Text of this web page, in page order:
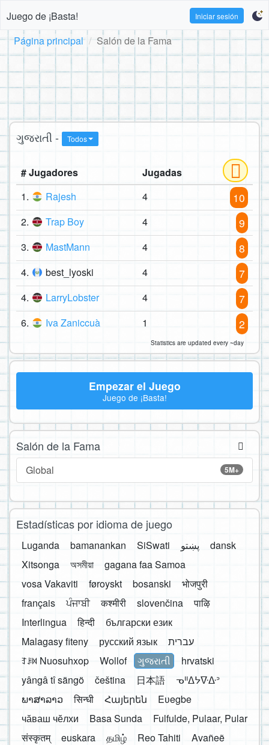
Juego de ¡Basta! Iniciar sesión
Página principal Salón de la Fama
ગુજરાતી - Todos
# Jugadores
Jugadas
1.
Rajesh 4 10
2. Trap Boy 4 9
3. MastMann 4 8
4. best_lyoski 4 7
4. LarryLobster 4 7
6. Iva Zaniccuà 1 2
Statistics are updated every ~day
Empezar el Juego
Juego de ¡Basta!
Salón de la Fama
5M+
Global
Estadísticas por idioma de juego
Luganda bamanankan SiSwati پښتو
dansk
Xitsonga
অসমীয়া
gagana faa Samoa
vosa Vakaviti
føroyskt bosanski
भोजपुरी
français
ਪੰਜਾਬੀ कश्मीरी slovenčina
पाऴि
Interlingua
हिन्दी
български език
Malagasy fiteny
русский язык
עברית
ꆈꌠ꒿ Nuosuhxop
Wollof ગુજરાતી
hrvatski
yângâ tî sängö
čeština 日本語
ᓀᐦᐃᔭᐍᐏᐣ
ພາສາລາວ
सिन्धी Հայերեն
Eʋegbe
чӑваш чӗлхи
Basa Sunda
Fulfulde, Pulaar, Pular
संस्कृतम्
euskara தமிழ் Reo Tahiti
Avañeẽ